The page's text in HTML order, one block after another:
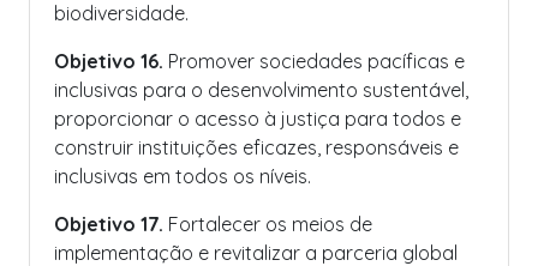
biodiversidade.
Objetivo 16. Promover sociedades pacíficas e
inclusivas para o desenvolvimento sustentável,
proporcionar o acesso à justiça para todos e
construir instituições eficazes, responsáveis e
inclusivas em todos os níveis.
Objetivo 17. Fortalecer os meios de
implementação e revitalizar a parceria global